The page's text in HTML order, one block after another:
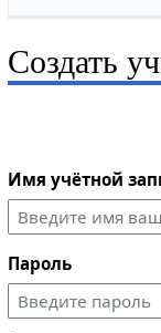
Создать
Имя учётной
Пароль